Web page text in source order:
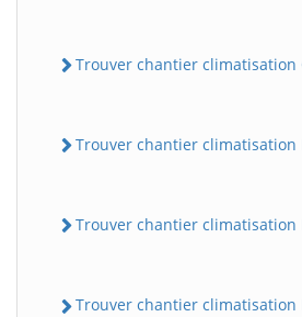
Trouver chantier climatisation
Trouver chantier climatisation
Trouver chantier climatisation
Trouver chantier climatisation